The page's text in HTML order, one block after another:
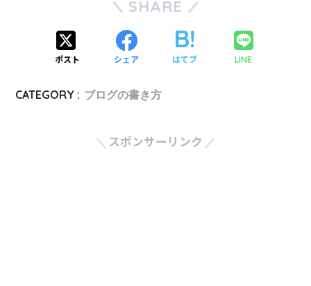
SHARE
ポスト シェア はてブ LINE
CATEGORY : ブログの書き方
スポンサーリンク